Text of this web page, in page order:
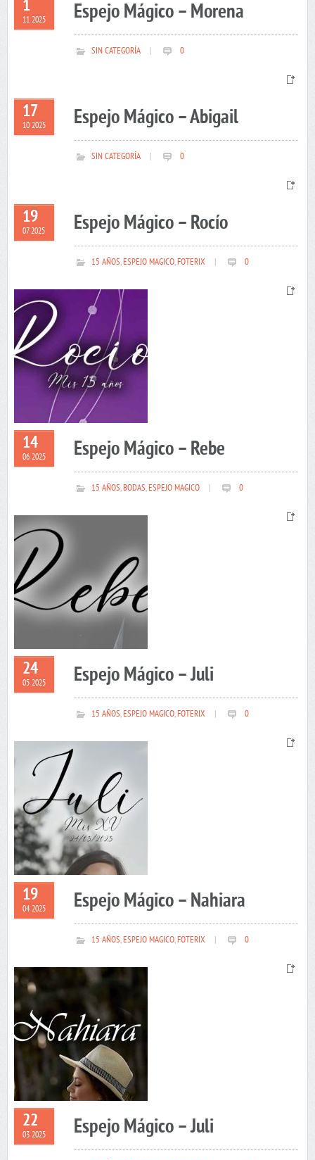
1
11 2025 Espejo Mágico – Morena
SIN CATEGORÍA 0
17
10 2025 Espejo Mágico – Abigail
SIN CATEGORÍA 0
19
07 2025 Espejo Mágico – Rocío
15 AÑOS,ESPEJO MAGICO,FOTERIX 0
14
06 2025 Espejo Mágico – Rebe
15 AÑOS,BODAS,ESPEJO MAGICO 0
24
05 2025 Espejo Mágico – Juli
15 AÑOS,ESPEJO MAGICO,FOTERIX 0
19
04 2025 Espejo Mágico – Nahiara
15 AÑOS,ESPEJO MAGICO,FOTERIX 0
22
03 2025 Espejo Mágico – Juli